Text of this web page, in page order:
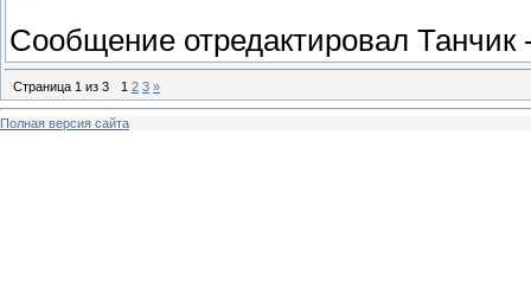
Сообщение отредактировал Танчик
Страница 1 из 3 1 2 3 »
Полная версия сайта